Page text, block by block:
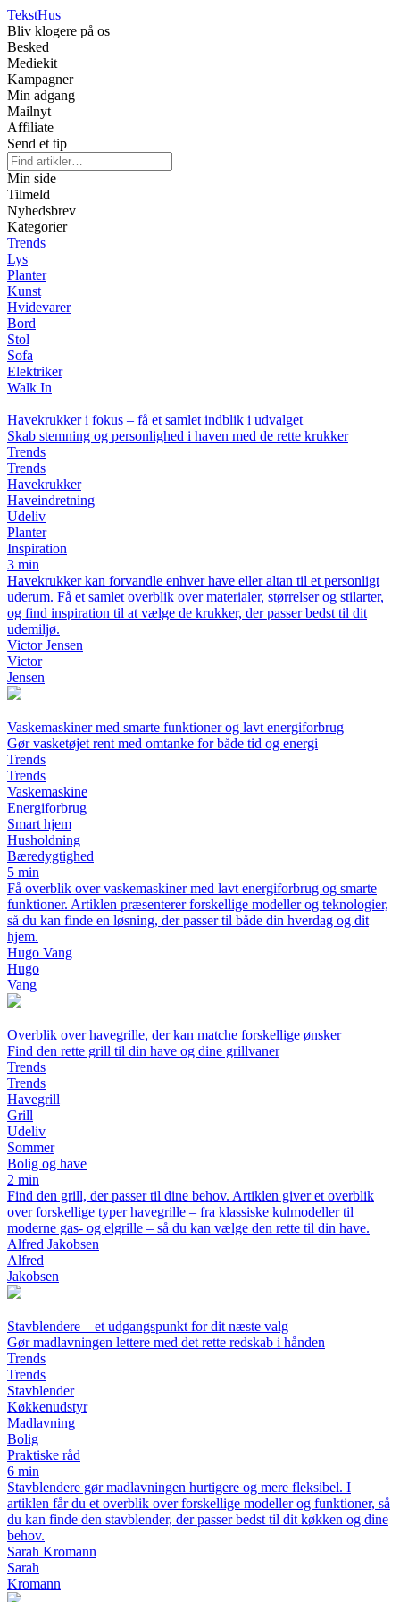
TekstHus
Bliv klogere på os
Besked
Mediekit
Kampagner
Min adgang
Mailnyt
Affiliate
Send et tip
Min side
Tilmeld
Nyhedsbrev
Kategorier
Trends
Lys
Planter
Kunst
Hvidevarer
Bord
Stol
Sofa
Elektriker
Walk In
Havekrukker i fokus – få et samlet indblik i udvalget
Skab stemning og personlighed i haven med de rette krukker
Trends
Trends
Havekrukker
Haveindretning
Udeliv
Planter
Inspiration
3 min
Havekrukker kan forvandle enhver have eller altan til et personligt
uderum. Få et samlet overblik over materialer, størrelser og stilarter,
og find inspiration til at vælge de krukker, der passer bedst til dit
udemiljø.
Victor Jensen
Victor
Jensen
Vaskemaskiner med smarte funktioner og lavt energiforbrug
Gør vasketøjet rent med omtanke for både tid og energi
Trends
Trends
Vaskemaskine
Energiforbrug
Smart hjem
Husholdning
Bæredygtighed
5 min
Få overblik over vaskemaskiner med lavt energiforbrug og smarte
funktioner. Artiklen præsenterer forskellige modeller og teknologier,
så du kan finde en løsning, der passer til både din hverdag og dit
hjem.
Hugo Vang
Hugo
Vang
Overblik over havegrille, der kan matche forskellige ønsker
Find den rette grill til din have og dine grillvaner
Trends
Trends
Havegrill
Grill
Udeliv
Sommer
Bolig og have
2 min
Find den grill, der passer til dine behov. Artiklen giver et overblik
over forskellige typer havegrille – fra klassiske kulmodeller til
moderne gas- og elgrille – så du kan vælge den rette til din have.
Alfred Jakobsen
Alfred
Jakobsen
Stavblendere – et udgangspunkt for dit næste valg
Gør madlavningen lettere med det rette redskab i hånden
Trends
Trends
Stavblender
Køkkenudstyr
Madlavning
Bolig
Praktiske råd
6 min
Stavblendere gør madlavningen hurtigere og mere fleksibel. I
artiklen får du et overblik over forskellige modeller og funktioner, så
du kan finde den stavblender, der passer bedst til dit køkken og dine
behov.
Sarah Kromann
Sarah
Kromann